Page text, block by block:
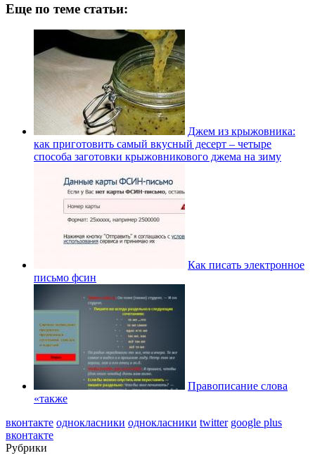
Еще по теме статьи:
Джем из крыжовника:
как приготовить самый вкусный десерт – четыре
способа заготовки крыжовникового джема на зиму
Как писать электронное
письмо фсин
Правописание слова
«также
вконтакте однокласники однокласники twitter google plus
вконтакте
Рубрики